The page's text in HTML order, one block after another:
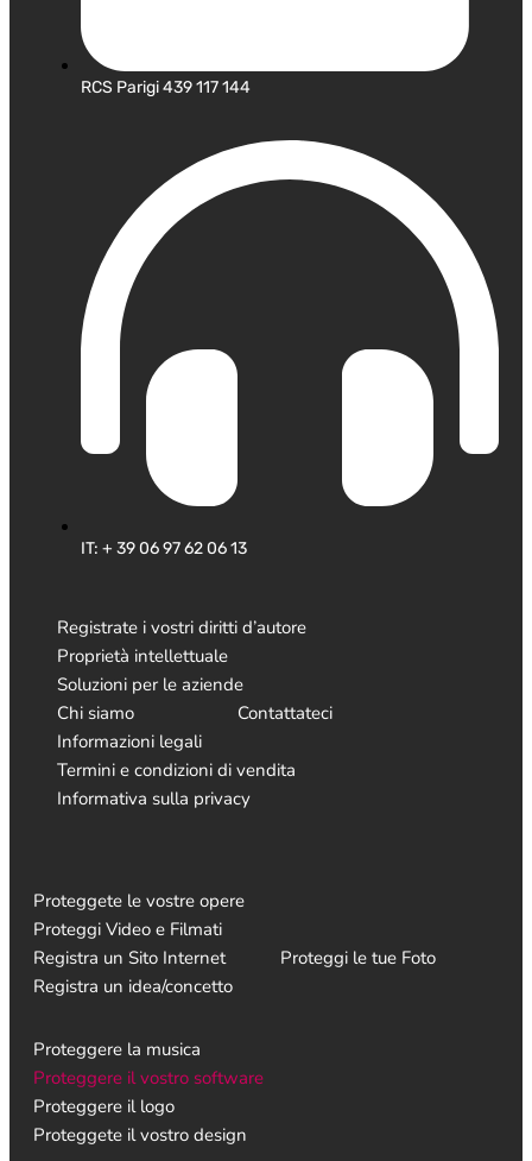
RCS Parigi 439 117 144
IT: + 39 06 97 62 06 13
Registrate i vostri diritti d’autore
Proprietà intellettuale
Soluzioni per le aziende
Chi siamo
Contattateci
Informazioni legali
Termini e condizioni di vendita
Informativa sulla privacy
Proteggete le vostre opere
Proteggi Video e Filmati
Registra un Sito Internet
Proteggi le tue Foto
Registra un idea/concetto
Proteggere la musica
Proteggere il vostro software
Proteggere il logo
Proteggete il vostro design